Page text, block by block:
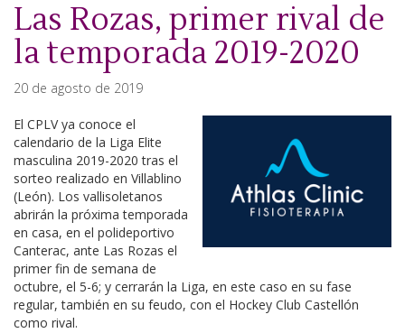
Las Rozas, primer rival de
la temporada 2019-2020
20 de agosto de 2019
El CPLV ya conoce el
calendario de la Liga Elite
masculina 2019-2020 tras el
sorteo realizado en Villablino
(León). Los vallisoletanos
abrirán la próxima temporada
en casa, en el polideportivo
Canterac, ante Las Rozas el
primer fin de semana de
octubre, el 5-6; y cerrarán la Liga, en este caso en su fase
regular, también en su feudo, con el Hockey Club Castellón
como rival.